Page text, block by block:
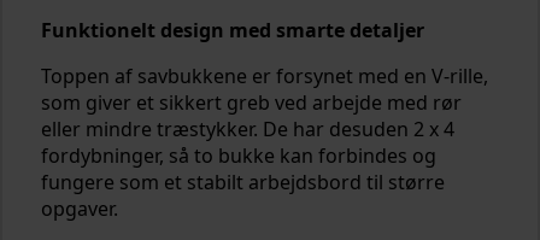
Funktionelt design med smarte detaljer
Toppen af savbukkene er forsynet med en V-rille,
som giver et sikkert greb ved arbejde med rør
eller mindre træstykker. De har desuden 2 x 4
fordybninger, så to bukke kan forbindes og
fungere som et stabilt arbejdsbord til større
opgaver.